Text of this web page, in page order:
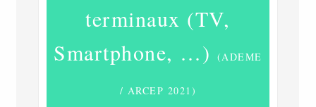
terminaux (TV,
Smartphone, …)
(ADEME
/ ARCEP 2021)